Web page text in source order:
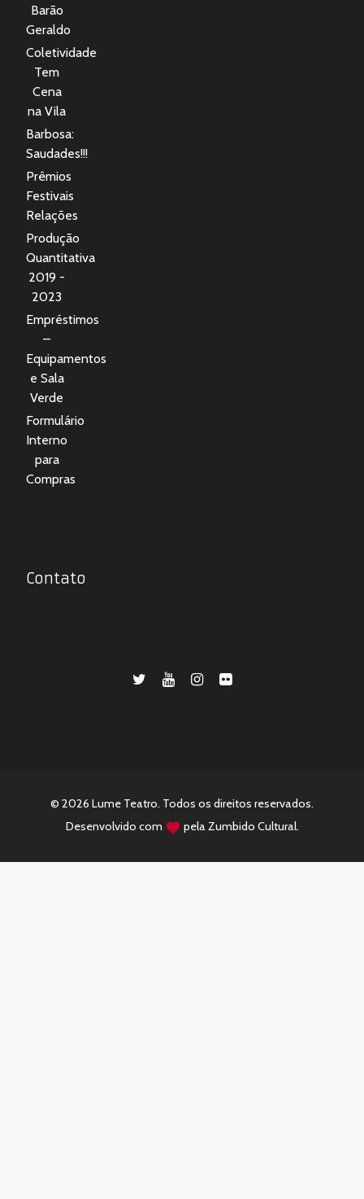
Barão
Geraldo
Coletividade
Tem
Cena
na Vila
Barbosa:
Saudades!!!
Prêmios
Festivais
Relações
Produção
Quantitativa
2019 -
2023
Empréstimos
–
Equipamentos
e Sala
Verde
Formulário
Interno
para
Compras
Contato
© 2026 Lume Teatro. Todos os direitos reservados.
Desenvolvido com
pelaZumbido Cultural.